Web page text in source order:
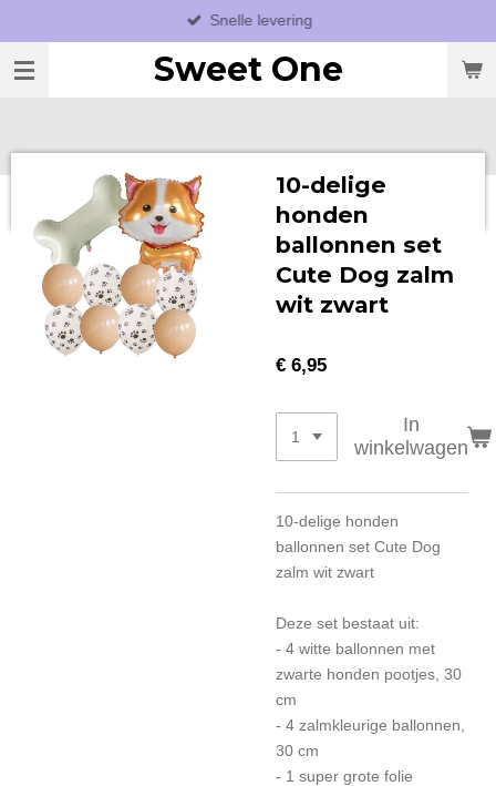
direct
naar
Sweet One
Snelle levering
10-delige
honden
ballonnen set
Cute Dog zalm
wit zwart
€ 6,95
In
winkelwagen
10-delige honden
ballonnen set Cute Dog
zalm wit zwart
Deze set bestaat uit:
- 4 witte ballonnen met
zwarte honden pootjes, 30
cm
- 4 zalmkleurige ballonnen,
30 cm
- 1 super grote folie